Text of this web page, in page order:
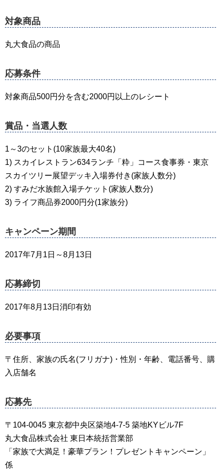
対象商品
丸大食品の商品
応募条件
対象商品500円分を含む2000円以上のレシート
賞品・当選人数
1～3のセット(10家族最大40名)
1) スカイレストラン634ランチ「粋」コース食事券・東京
スカイツリー展望デッキ入場券付き(家族人数分)
2) すみだ水族館入場チケット(家族人数分)
3) ライフ商品券2000円分(1家族分)
キャンペーン期間
2017年7月1日～8月13日
応募締切
2017年8月13日消印有効
必要事項
〒住所、家族の氏名(フリガナ)・性別・年齢、電話番号、購
入店舗名
応募先
〒104-0045 東京都中央区築地4-7-5 築地KYビル7F
丸大食品株式会社 東日本統括営業部
「家族で大満足！豪華プラン！プレゼントキャンペーン」
係